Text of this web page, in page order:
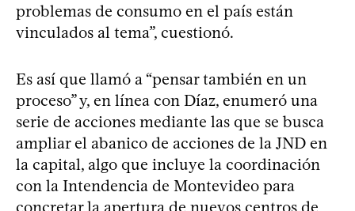
problemas de consumo en el país están
vinculados al tema”, cuestionó.
Es así que llamó a “pensar también en un
proceso” y, en línea con Díaz, enumeró una
serie de acciones mediante las que se busca
ampliar el abanico de acciones de la JND en
la capital, algo que incluye la coordinación
con la Intendencia de Montevideo para
concretar la apertura de nuevos centros de